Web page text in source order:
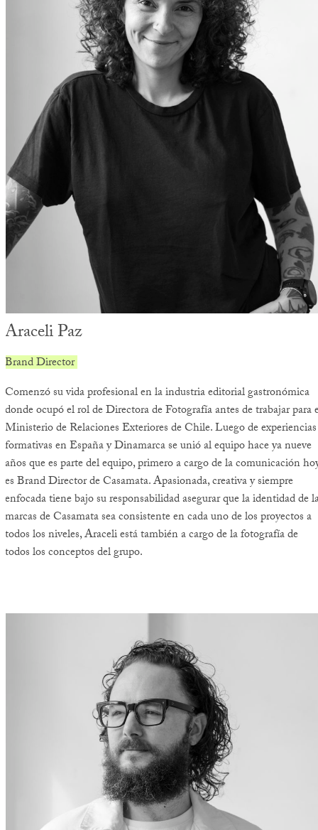
Araceli Paz
Brand Director
Comenzó su vida profesional en la industria editorial gastronómica
donde ocupó el rol de Directora de Fotografía antes de trabajar para
Ministerio de Relaciones Exteriores de Chile. Luego de experiencias
formativas en España y Dinamarca se unió al equipo hace ya nueve
años que es parte del equipo, primero a cargo de la comunicación
es Brand Director de Casamata. Apasionada, creativa y siempre
enfocada tiene bajo su responsabilidad asegurar que la identidad de
marcas de Casamata sea consistente en cada uno de los proyectos a
todos los niveles, Araceli está también a cargo de la fotografía de
todos los conceptos del grupo.